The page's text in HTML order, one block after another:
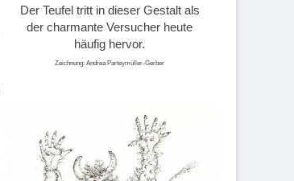
Der Teufel tritt in dieser Gestalt als
der charmante Versucher heute
häufig hervor.
Zeichnung: Andrea Parteymüller-Gerber